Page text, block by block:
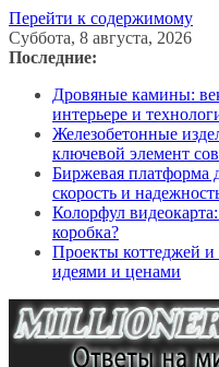
Перейти к содержимому
Суббота, 8 августа, 2026
Последние:
Дровяные камины:
интерьере и
Железобетонные
ключевой элемент
Биржевая платформа
скорость и
Колорфул
коробка?
Проекты коттеджей
идеями и ценами